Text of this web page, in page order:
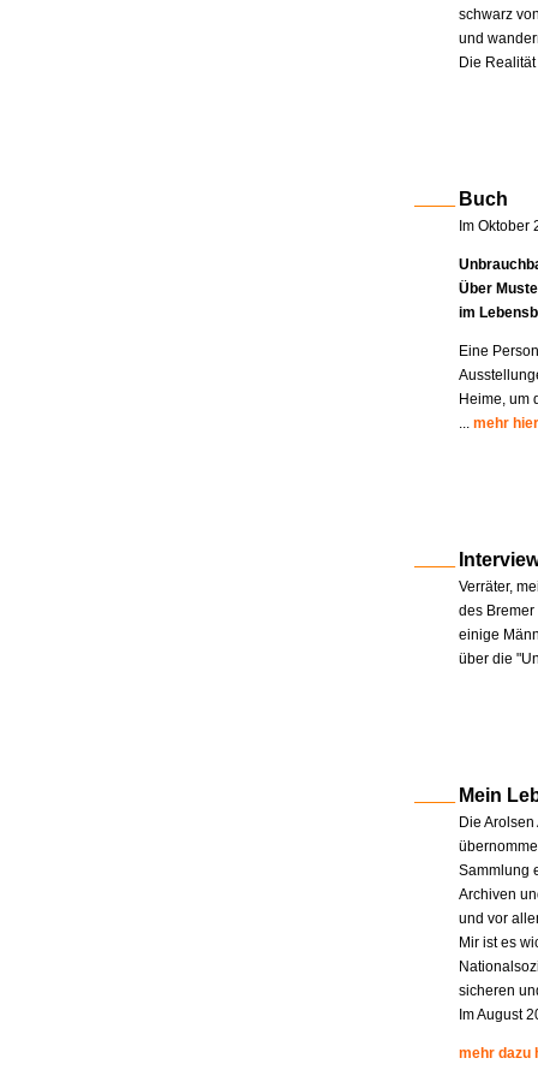
schwarz
und
Die
Buch
Im Oktober
Über
im
Eine
Heime, um
... mehr hier
Verräter,
des
einige
über die
Mein
Die
Sammlung
Archiven
und vor
Mir ist es
sicheren
Im August
mehr dazu